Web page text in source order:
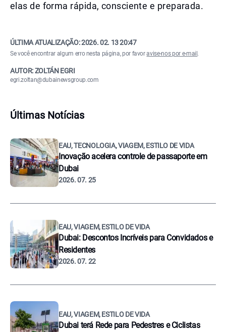
elas de forma rápida, consciente e preparada.
ÚLTIMA ATUALIZAÇÃO:2026. 02. 13 20:47
Se você encontrar algum erro nesta página, por favoravise-nos por e-mail .
AUTOR: ZOLTÁN EGRI
egri.zoltan@dubainewsgroup.com
Últimas Notícias
EAU, TECNOLOGIA, VIAGEM, ESTILO DE VIDA
Inovação acelera controle de passaporte em
Dubai
2026. 07. 25
EAU, VIAGEM, ESTILO DE VIDA
Dubai: Descontos Incríveis para Convidados e
Residentes
2026. 07. 22
EAU, VIAGEM, ESTILO DE VIDA
Dubai terá Rede para Pedestres e Ciclistas